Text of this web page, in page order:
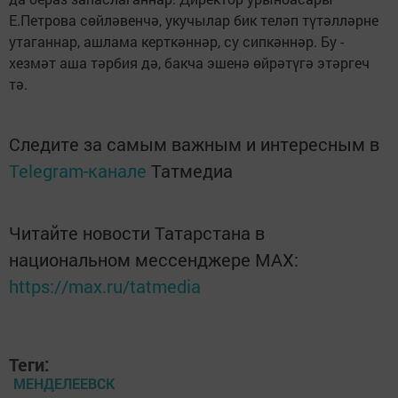
Е.Петрова сөйләвенчә, укучылар бик теләп түтәлләрне
утаганнар, ашлама керткәннәр, су сипкәннәр. Бу -
хезмәт аша тәрбия дә, бакча эшенә өйрәтүгә этәргеч
тә.
Следите за самым важным и интересным в
Telegram-канале Татмедиа
Читайте новости Татарстана в
национальном мессенджере MАХ:
https://max.ru/tatmedia
Теги:
МЕНДЕЛЕЕВСК